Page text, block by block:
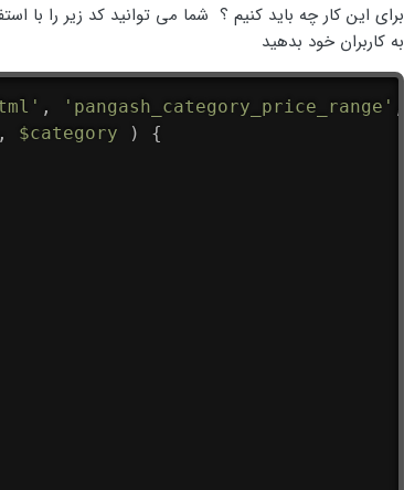
برای این کار چه باید کنیم ؟ شما می توانید کد زیر را با
به کاربران خود بدهید
, 'pangash_category_price_range'
, $category )
{